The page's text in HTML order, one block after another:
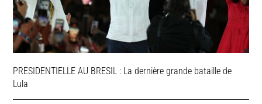
PRESIDENTIELLE AU BRESIL : La dernière grande bataille de
Lula